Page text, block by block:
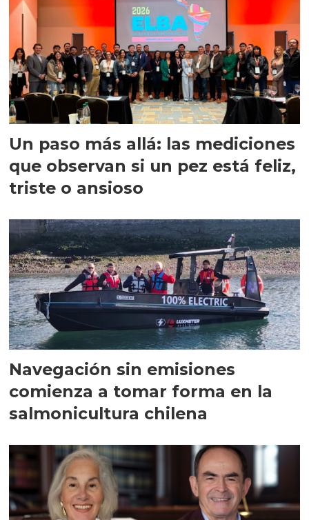
Un paso más allá: las mediciones
que observan si un pez está feliz,
triste o ansioso
Navegación sin emisiones
comienza a tomar forma en la
salmonicultura chilena